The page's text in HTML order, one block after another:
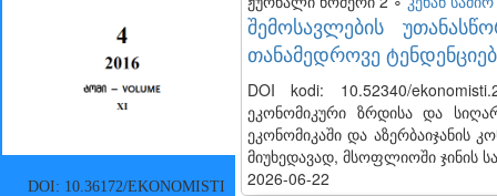
DOI: 10.36172/EKONOMISTI
შემოსავლების
თანამედროვე
DOI kodi: 10.52340/
ეკონომიკური ზრდისა და
ეკონომიკაში და
მიუხედავად, მსოფლიოში ჯინის
2026-06-22